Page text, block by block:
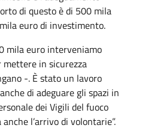
di questo è di 500 mila
euro di investimento.
mila euro interveniamo
in sicurezza
-. È stato un lavoro
di adeguare gli spazi in
dei Vigili del fuoco
l’arrivo di volontarie”.